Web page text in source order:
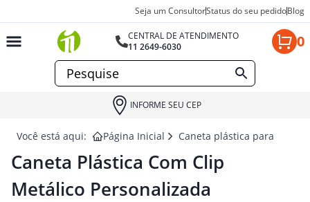
Seja um ConsultorStatus do seu pedidoBlog
CENTRAL DE ATENDIMENTO
11 2649-6030
0
INFORME SEU CEP
Você está aqui: Página Inicial Caneta plástica para
Caneta Plástica Com Clip
Metálico Personalizada